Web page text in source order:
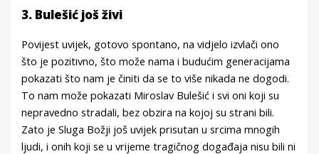
3. Bulešić još živi
Povijest uvijek, gotovo spontano, na vidjelo izvlači ono
što je pozitivno, što može nama i budućim generacijama
pokazati što nam je činiti da se to više nikada ne dogodi.
To nam može pokazati Miroslav Bulešić i svi oni koji su
nepravedno stradali, bez obzira na kojoj su strani bili.
Zato je Sluga Božji još uvijek prisutan u srcima mnogih
ljudi, i onih koji se u vrijeme tragičnog događaja nisu bili ni